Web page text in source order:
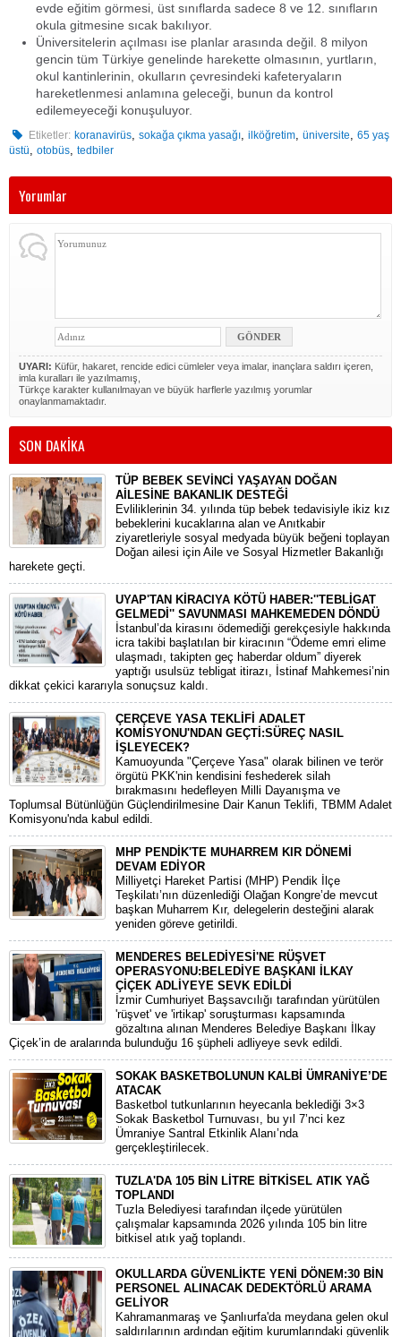
evde eğitim görmesi, üst sınıflarda sadece 8 ve 12. sınıfların
okula gitmesine sıcak bakılıyor.
Üniversitelerin açılması ise planlar arasında değil. 8 milyon
gencin tüm Türkiye genelinde harekette olmasının, yurtların,
okul kantinlerinin, okulların çevresindeki kafeteryaların
hareketlenmesi anlamına geleceği, bunun da kontrol
edilemeyeceği konuşuluyor.
Etiketler: koranavirüs,sokağa çıkma yasağı,ilköğretim,üniversite,65 yaş
üstü, otobüs, tedbiler
Yorumlar
UYARI: Küfür, hakaret, rencide edici cümleler veya imalar, inançlara saldırı içeren,
imla kuralları ile yazılmamış,
Türkçe karakter kullanılmayan ve büyük harflerle yazılmış yorumlar
onaylanmamaktadır.
SON DAKİKA
TÜP BEBEK SEVİNCİ YAŞAYAN DOĞAN
AİLESİNE BAKANLIK DESTEĞİ
​Evliliklerinin 34. yılında tüp bebek tedavisiyle ikiz kız
bebeklerini kucaklarına alan ve Anıtkabir
ziyaretleriyle sosyal medyada büyük beğeni toplayan
Doğan ailesi için Aile ve Sosyal Hizmetler Bakanlığı
harekete geçti.
UYAP'TAN KİRACIYA KÖTÜ HABER:''TEBLİGAT
GELMEDİ'' SAVUNMASI MAHKEMEDEN DÖNDÜ
​İstanbul’da kirasını ödemediği gerekçesiyle hakkında
icra takibi başlatılan bir kiracının “Ödeme emri elime
ulaşmadı, takipten geç haberdar oldum” diyerek
yaptığı usulsüz tebligat itirazı, İstinaf Mahkemesi’nin
dikkat çekici kararıyla sonuçsuz kaldı.
ÇERÇEVE YASA TEKLİFİ ADALET
KOMİSYONU'NDAN GEÇTİ:SÜREÇ NASIL
İŞLEYECEK?
​Kamuoyunda "Çerçeve Yasa" olarak bilinen ve terör
örgütü PKK'nin kendisini feshederek silah
bırakmasını hedefleyen Milli Dayanışma ve
Toplumsal Bütünlüğün Güçlendirilmesine Dair Kanun Teklifi, TBMM Adalet
Komisyonu'nda kabul edildi.
MHP PENDİK'TE MUHARREM KIR DÖNEMİ
DEVAM EDİYOR
​Milliyetçi Hareket Partisi (MHP) Pendik İlçe
Teşkilatı’nın düzenlediği Olağan Kongre’de mevcut
başkan Muharrem Kır, delegelerin desteğini alarak
yeniden göreve getirildi.
MENDERES BELEDİYESİ'NE RÜŞVET
OPERASYONU:BELEDİYE BAŞKANI İLKAY
ÇİÇEK ADLİYEYE SEVK EDİLDİ
​İzmir Cumhuriyet Başsavcılığı tarafından yürütülen
'rüşvet' ve 'irtikap' soruşturması kapsamında
gözaltına alınan Menderes Belediye Başkanı İlkay
Çiçek’in de aralarında bulunduğu 16 şüpheli adliyeye sevk edildi.
SOKAK BASKETBOLUNUN KALBİ ÜMRANİYE’DE
ATACAK
Basketbol tutkunlarının heyecanla beklediği 3×3
Sokak Basketbol Turnuvası, bu yıl 7’nci kez
Ümraniye Santral Etkinlik Alanı’nda
gerçekleştirilecek.
TUZLA'DA 105 BİN LİTRE BİTKİSEL ATIK YAĞ
TOPLANDI
Tuzla Belediyesi tarafından ilçede yürütülen
çalışmalar kapsamında 2026 yılında 105 bin litre
bitkisel atık yağ toplandı.
OKULLARDA GÜVENLİKTE YENİ DÖNEM:30 BİN
PERSONEL ALINACAK DEDEKTÖRLÜ ARAMA
GELİYOR
​Kahramanmaraş ve Şanlıurfa'da meydana gelen okul
saldırılarının ardından eğitim kurumlarındaki güvenlik